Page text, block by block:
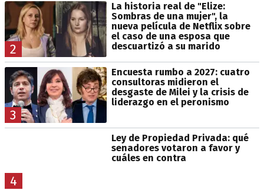
2
La historia real de "Elize:
Sombras de una mujer", la
nueva película de Netflix sobre
el caso de una esposa que
descuartizó a su marido
3
Encuesta rumbo a 2027: cuatro
consultoras midieron el
desgaste de Milei y la crisis de
liderazgo en el peronismo
4
Ley de Propiedad Privada: qué
senadores votaron a favor y
cuáles en contra